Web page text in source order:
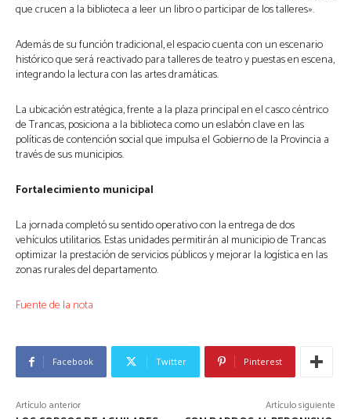
que crucen a la biblioteca a leer un libro o participar de los talleres».
Además de su función tradicional, el espacio cuenta con un escenario
histórico que será reactivado para talleres de teatro y puestas en escena,
integrando la lectura con las artes dramáticas.
La ubicación estratégica, frente a la plaza principal en el casco céntrico
de Trancas, posiciona a la biblioteca como un eslabón clave en las
políticas de contención social que impulsa el Gobierno de la Provincia a
través de sus municipios.
Fortalecimiento municipal
La jornada completó su sentido operativo con la entrega de dos
vehículos utilitarios. Estas unidades permitirán al municipio de Trancas
optimizar la prestación de servicios públicos y mejorar la logística en las
zonas rurales del departamento.
Fuente de la nota
Facebook Twitter Pinterest
Artículo anterior Artículo siguiente